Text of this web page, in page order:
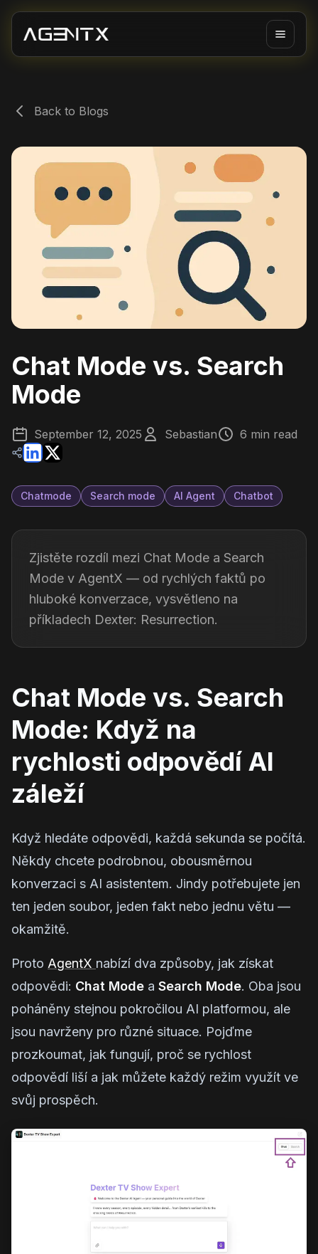
Back to Blogs
Chat Mode vs. Search
Mode
September 12, 2025 Sebastian 6 min read
Chatmode Search mode AI Agent Chatbot
Zjistěte rozdíl mezi Chat Mode a Search
Mode v AgentX — od rychlých faktů po
hluboké konverzace, vysvětleno na
příkladech Dexter: Resurrection.
Chat Mode vs. Search
Mode: Když na
rychlosti odpovědí AI
záleží
Když hledáte odpovědi, každá sekunda se počítá.
Někdy chcete podrobnou, obousměrnou
konverzaci s AI asistentem. Jindy potřebujete jen
ten jeden soubor, jeden fakt nebo jednu větu —
okamžitě.
Proto AgentX nabízí dva způsoby, jak získat
odpovědi: Chat Mode a Search Mode. Oba jsou
poháněny stejnou pokročilou AI platformou, ale
jsou navrženy pro různé situace. Pojďme
prozkoumat, jak fungují, proč se rychlost
odpovědí liší a jak můžete každý režim využít ve
svůj prospěch.